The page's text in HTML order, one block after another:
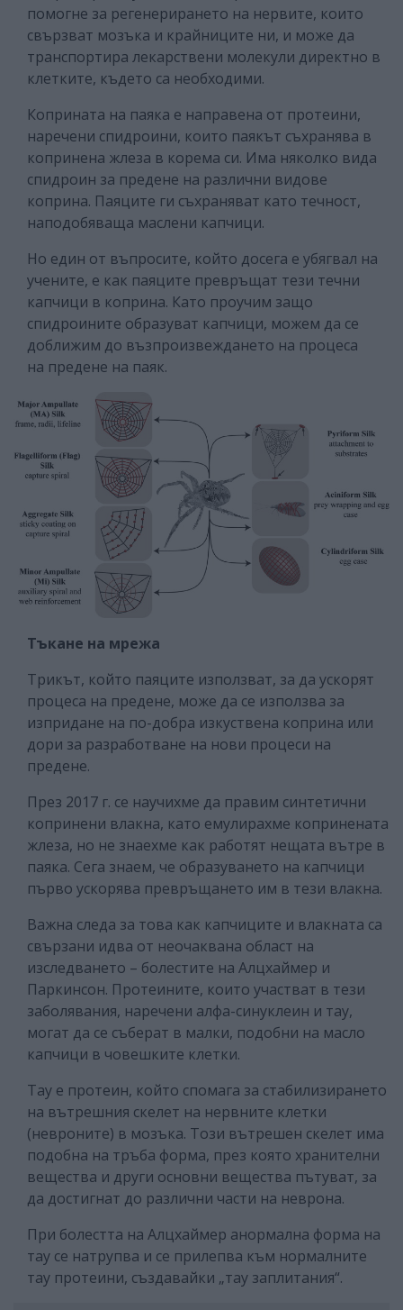
помогне за регенерирането на нервите, които
свързват мозъка и крайниците ни, и може да
транспортира лекарствени молекули директно в
клетките, където са необходими.
Коприната на паяка е направена от протеини,
наречени спидроини, които паякът съхранява в
копринена жлеза в корема си. Има няколко вида
спидроин за предене на различни видове
коприна. Паяците ги съхраняват като течност,
наподобяваща маслени капчици.
Но един от въпросите, който досега е убягвал на
учените, е как паяците превръщат тези течни
капчици в коприна. Като проучим защо
спидроините образуват капчици, можем да се
доближим до възпроизвеждането на процеса
на предене на паяк.
Тъкане на мрежа
Трикът, който паяците използват, за да ускорят
процеса на предене, може да се използва за
изпридане на по-добра изкуствена коприна или
дори за разработване на нови процеси на
предене.
През 2017 г. се научихме да правим синтетични
копринени влакна, като емулирахме копринената
жлеза, но не знаехме как работят нещата вътре в
паяка. Сега знаем, че образуването на капчици
първо ускорява превръщането им в тези влакна.
Важна следа за това как капчиците и влакната са
свързани идва от неочаквана област на
изследването – болестите на Алцхаймер и
Паркинсон. Протеините, които участват в тези
заболявания, наречени алфа-синуклеин и тау,
могат да се съберат в малки, подобни на масло
капчици в човешките клетки.
Тау е протеин, който спомага за стабилизирането
на вътрешния скелет на нервните клетки
(невроните) в мозъка. Този вътрешен скелет има
подобна на тръба форма, през която хранителни
вещества и други основни вещества пътуват, за
да достигнат до различни части на неврона.
При болестта на Алцхаймер анормална форма на
тау се натрупва и се прилепва към нормалните
тау протеини, създавайки „тау заплитания“.